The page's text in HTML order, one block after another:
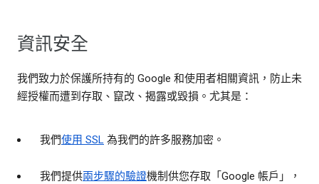
資訊安全
我們致力於保護所持有的 Google 和使用者相關資訊，防止未
經授權而遭到存取、竄改、揭露或毀損。尤其是：
我們使用 SSL 為我們的許多服務加密。
我們提供兩步驟的驗證機制供您存取「Google 帳戶」，